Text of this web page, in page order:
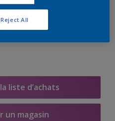
liste d’achats
un magasin
Reject All